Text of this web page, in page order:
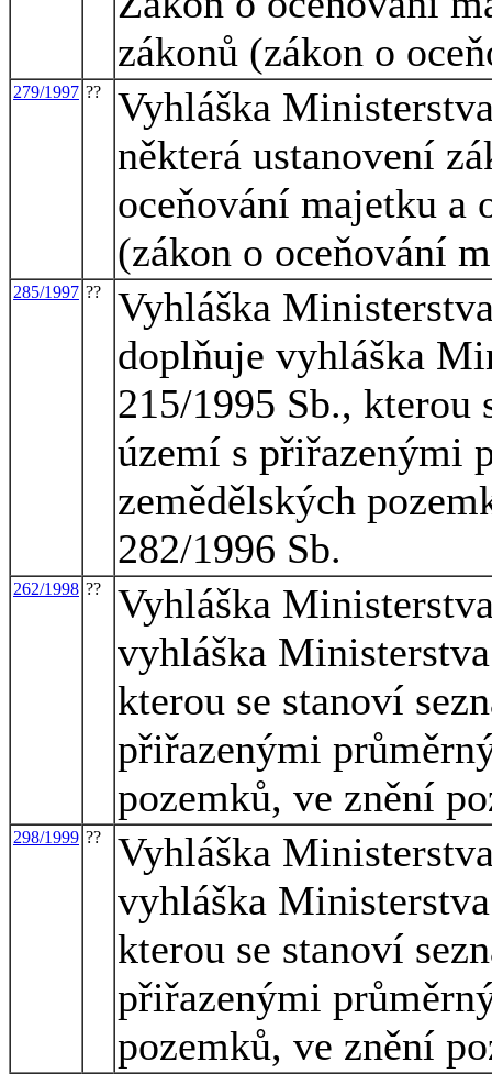
zákonů (zákon o
279/1997 ??
Vyhláška
některá ustanovení
oceňování majetku a
(zákon o oceňování
285/1997 ??
Vyhláška
doplňuje vyhláška
215/1995 Sb., kterou
území s přiřazenými
zemědělských
282/1996 Sb.
262/1998 ??
Vyhláška
vyhláška
kterou se stanoví
přiřazenými
pozemků, ve znění
298/1999 ??
Vyhláška
vyhláška
kterou se stanoví
přiřazenými
pozemků, ve znění